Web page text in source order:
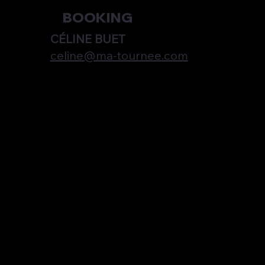
BOOKING
CÉLINE BUET
celine@ma-tournee.com